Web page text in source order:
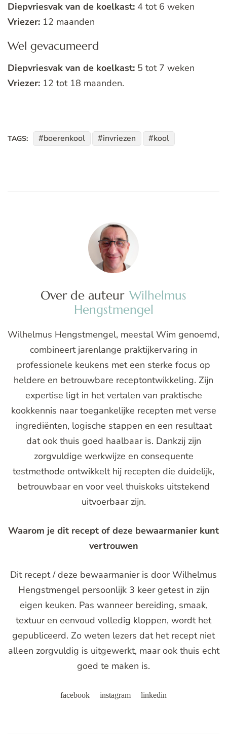
Diepvriesvak van de koelkast: 4 tot 6 weken
Vriezer: 12 maanden
Wel gevacumeerd
Diepvriesvak van de koelkast: 5 tot 7 weken
Vriezer: 12 tot 18 maanden.
TAGS: boerenkool invriezen kool
Over de auteur Wilhelmus
Hengstmengel
Wilhelmus Hengstmengel, meestal Wim genoemd,
combineert jarenlange praktijkervaring in
professionele keukens met een sterke focus op
heldere en betrouwbare receptontwikkeling. Zijn
expertise ligt in het vertalen van praktische
kookkennis naar toegankelijke recepten met verse
ingrediënten, logische stappen en een resultaat
dat ook thuis goed haalbaar is. Dankzij zijn
zorgvuldige werkwijze en consequente
testmethode ontwikkelt hij recepten die duidelijk,
betrouwbaar en voor veel thuiskoks uitstekend
uitvoerbaar zijn.
Waarom je dit recept of deze bewaarmanier kunt
vertrouwen
Dit recept / deze bewaarmanier is door Wilhelmus
Hengstmengel persoonlijk 3 keer getest in zijn
eigen keuken. Pas wanneer bereiding, smaak,
textuur en eenvoud volledig kloppen, wordt het
gepubliceerd. Zo weten lezers dat het recept niet
alleen zorgvuldig is uitgewerkt, maar ook thuis echt
goed te maken is.
facebook instagram linkedin
Navigation